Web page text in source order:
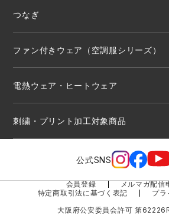
つなぎ
ファン付きウェア（空調服シリーズ）
電熱ウェア・ヒートウェア
刺繍・プリント加工対象商品
公式SNS
会員登録
メルマガ配信
特定商取引法に基づく表記
プラ
大阪府公安委員会許可 第